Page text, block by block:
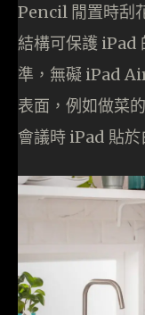
Pencil 閒置時刮
結構可保護 iPad
準，無礙 iPad
表面，例如做菜
會議時 iPad 貼於